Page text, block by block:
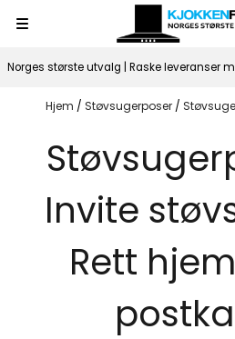
Hopp til innhold
Norges største utvalg | Raske leveranser
Hjem / Støvsugerposer /
Invite
Rett